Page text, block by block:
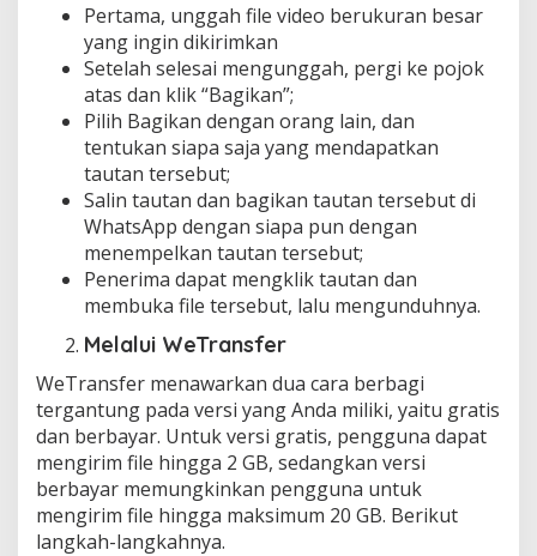
Pertama, unggah file video berukuran besar
yang ingin dikirimkan
Setelah selesai mengunggah, pergi ke pojok
atas dan klik “Bagikan”;
Pilih Bagikan dengan orang lain, dan
tentukan siapa saja yang mendapatkan
tautan tersebut;
Salin tautan dan bagikan tautan tersebut di
WhatsApp dengan siapa pun dengan
menempelkan tautan tersebut;
Penerima dapat mengklik tautan dan
membuka file tersebut, lalu mengunduhnya.
Melalui WeTransfer
WeTransfer menawarkan dua cara berbagi
tergantung pada versi yang Anda miliki, yaitu gratis
dan berbayar. Untuk versi gratis, pengguna dapat
mengirim file hingga 2 GB, sedangkan versi
berbayar memungkinkan pengguna untuk
mengirim file hingga maksimum 20 GB. Berikut
langkah-langkahnya.